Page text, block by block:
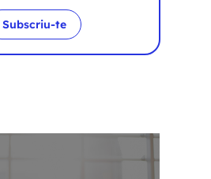
Subscriu-te